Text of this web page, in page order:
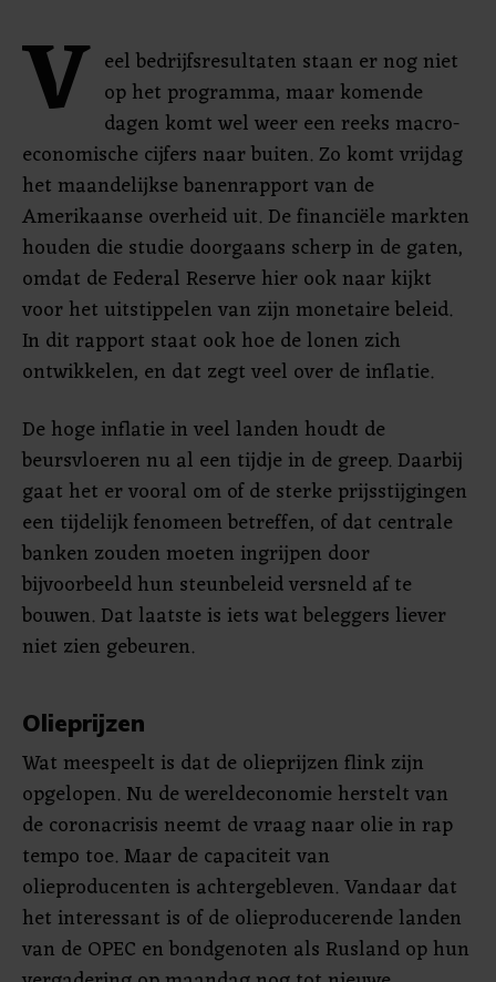
V eel bedrijfsresultaten staan er nog niet
op het programma, maar komende
dagen komt wel weer een reeks macro-
economische cijfers naar buiten. Zo komt vrijdag
het maandelijkse banenrapport van de
Amerikaanse overheid uit. De financiële markten
houden die studie doorgaans scherp in de gaten,
omdat de Federal Reserve hier ook naar kijkt
voor het uitstippelen van zijn monetaire beleid.
In dit rapport staat ook hoe de lonen zich
ontwikkelen, en dat zegt veel over de inflatie.
De hoge inflatie in veel landen houdt de
beursvloeren nu al een tijdje in de greep. Daarbij
gaat het er vooral om of de sterke prijsstijgingen
een tijdelijk fenomeen betreffen, of dat centrale
banken zouden moeten ingrijpen door
bijvoorbeeld hun steunbeleid versneld af te
bouwen. Dat laatste is iets wat beleggers liever
niet zien gebeuren.
Olieprijzen
Wat meespeelt is dat de olieprijzen flink zijn
opgelopen. Nu de wereldeconomie herstelt van
de coronacrisis neemt de vraag naar olie in rap
tempo toe. Maar de capaciteit van
olieproducenten is achtergebleven. Vandaar dat
het interessant is of de olieproducerende landen
van de OPEC en bondgenoten als Rusland op hun